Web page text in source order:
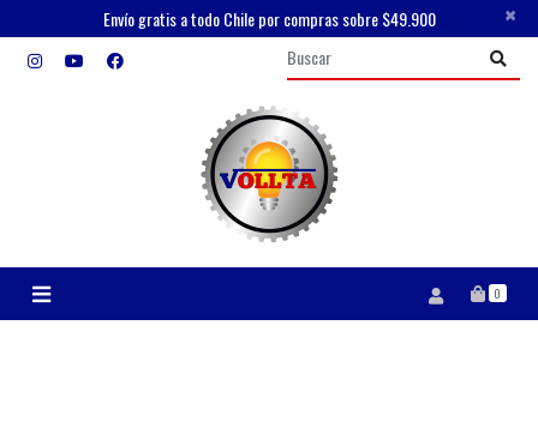
Envío gratis a todo Chile por compras sobre $49.900 ×
0